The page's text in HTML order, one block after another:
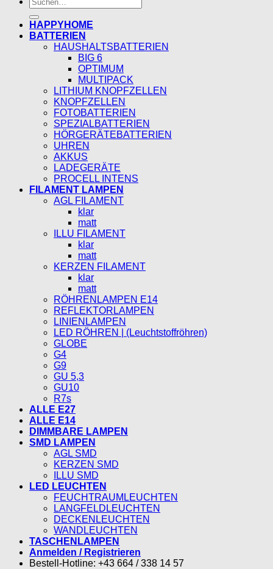
nach:
HAPPYHOME
BATTERIEN
HAUSHALTSBATTERIEN
BIG 6
OPTIMUM
MULTIPACK
LITHIUM KNOPFZELLEN
KNOPFZELLEN
FOTOBATTERIEN
SPEZIALBATTERIEN
HÖRGERÄTEBATTERIEN
UHREN
AKKUS
LADEGERÄTE
PROCELL INTENS
FILAMENT LAMPEN
AGL FILAMENT
klar
matt
ILLU FILAMENT
klar
matt
KERZEN FILAMENT
klar
matt
RÖHRENLAMPEN E14
REFLEKTORLAMPEN
LINIENLAMPEN
LED RÖHREN | (Leuchtstoffröhren)
GLOBE
G4
G9
GU 5,3
GU10
R7s
ALLE E27
ALLE E14
DIMMBARE LAMPEN
SMD LAMPEN
AGL SMD
KERZEN SMD
ILLU SMD
LED LEUCHTEN
FEUCHTRAUMLEUCHTEN
LANGFELDLEUCHTEN
DECKENLEUCHTEN
WANDLEUCHTEN
TASCHENLAMPEN
Anmelden / Registrieren
Bestell-Hotline: +43 664 / 338 14 57